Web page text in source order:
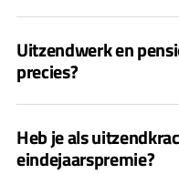
Uitzendwerk en
precies?
Heb je als
eindejaarspremie?